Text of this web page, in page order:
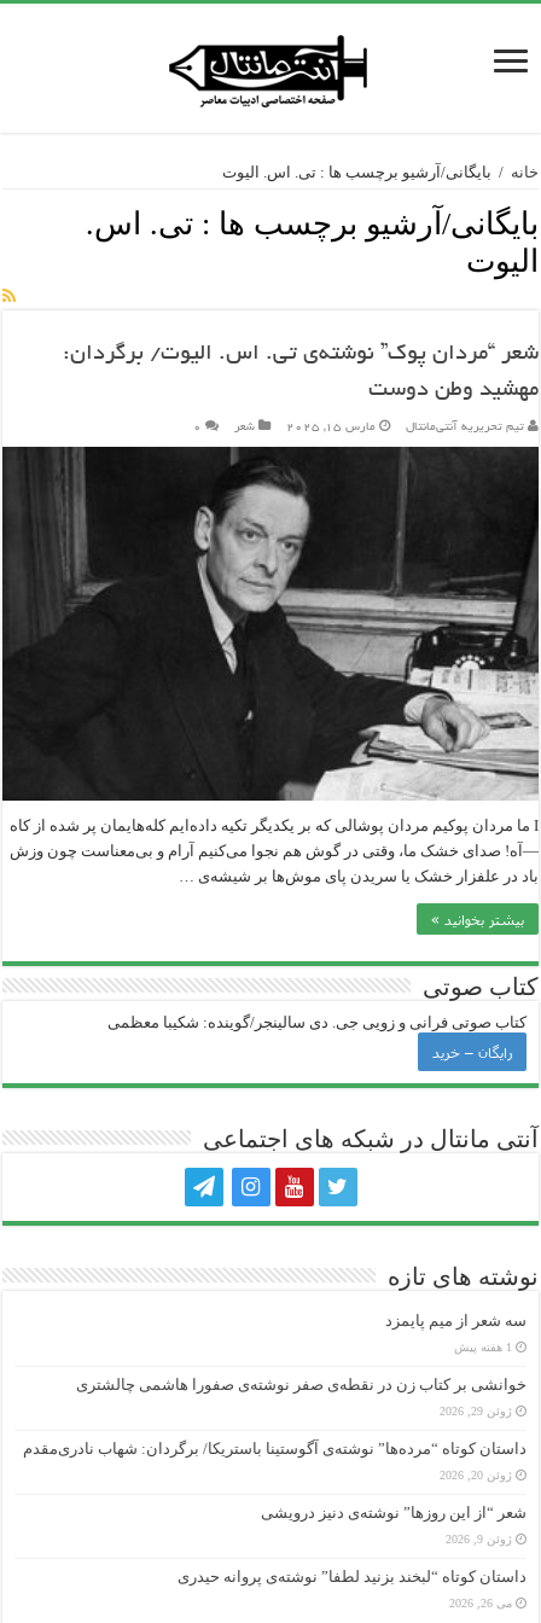
خانه / بایگانی/آرشیو برچسب ها : تی. اس. الیوت
بایگانی/آرشیو برچسب ها :تی. اس.
الیوت
شعر “مردان پوک” نوشته‌ی تی. اس. الیوت/ برگردان:
مهشید وطن دوست
تیم تحریریه آنتی‌مانتال مارس 15, 2025 شعر ۰
I ما مردان پوکیم مردان پوشالی که بر یکدیگر تکیه داده‌ایم کله‌هایمان پر شده از کاه
—آه! صدای خشک ما، وقتی در گوش هم نجوا می‌کنیم آرام و بی‌معناست چون وزش
باد در علفزار خشک یا سریدن پای موش‌ها بر شیشه‌ی …
بیشتر بخوانید »
کتاب صوتی
کتاب صوتی فرانی و زویی جی‌. دی سالینجر/گوینده: شکیبا معظمی
رایگان – خرید
آنتی ‌مانتال در شبکه های اجتماعی
نوشته های تازه
سه شعر از میم پایمزد
1 هفته پیش
خوانشی بر کتاب زن در نقطه‌ی صفر نوشته‌ی صفورا هاشمی چالشتری
ژوئن 29, 2026
داستان کوتاه “مرده‌ها” نوشته‌ی آگوستینا باستریکا/ برگردان: شهاب نادری‌مقدم
ژوئن 20, 2026
شعر “از این روزها” نوشته‌ی دنیز درویشی
ژوئن 9, 2026
داستان کوتاه “لبخند بزنید لطفا” نوشته‌ی پروانه حیدری
می 26, 2026